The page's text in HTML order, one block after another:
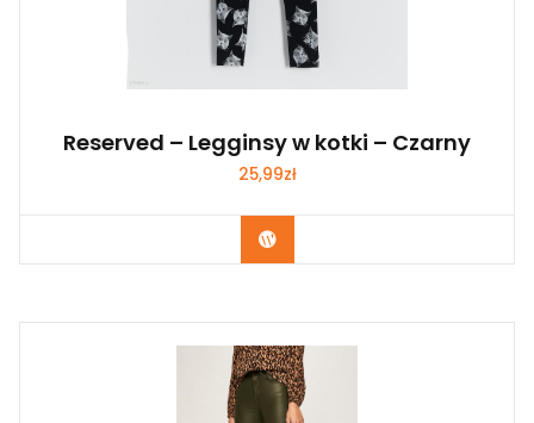
Reserved – Legginsy w kotki – Czarny
25,99zł
Kup Teraz